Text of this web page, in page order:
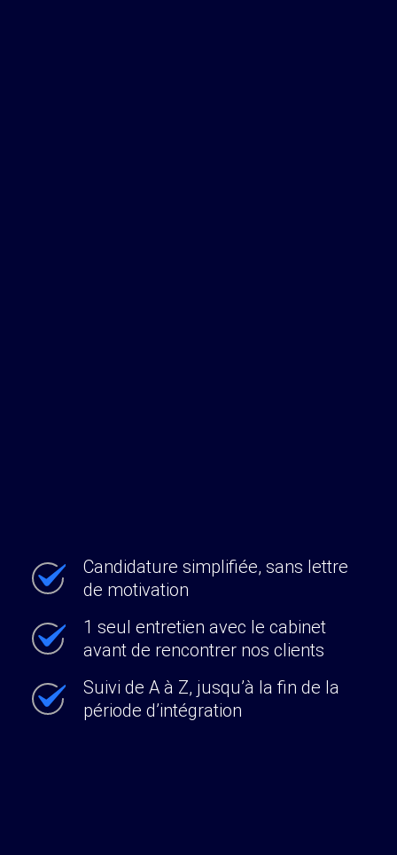
Candidature simplifiée, sans lettre
de motivation
1 seul entretien avec le cabinet
avant de rencontrer nos clients
Suivi de A à Z, jusqu’à la fin de la
période d’intégration